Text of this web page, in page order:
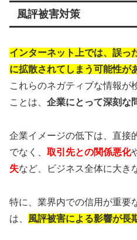
風評被害対策
インターネット上では、誤っ
に拡散されてしまう可能性が
これらのネガティブな情報が
ことは、 企業にとって深刻な
企業イメージの低下は、直接
でなく、 取引先との関係悪化
失など、ビジネス全体に大き
特に、業界内での信用が重要
は、 風評被害による影響が長